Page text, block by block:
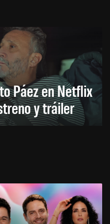
Páez en Netflix
y tráiler